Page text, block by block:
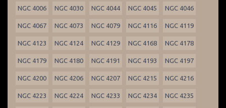
NGC 4006 NGC 4030 NGC 4044 NGC 4045 NGC 4046
NGC 4067 NGC 4073 NGC 4079 NGC 4116 NGC 4119
NGC 4123 NGC 4124 NGC 4129 NGC 4168 NGC 4178
NGC 4179 NGC 4180 NGC 4191 NGC 4193 NGC 4197
NGC 4200 NGC 4206 NGC 4207 NGC 4215 NGC 4216
NGC 4223 NGC 4224 NGC 4233 NGC 4234 NGC 4235